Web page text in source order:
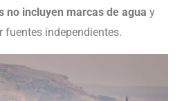
no incluyen marcas de agua y
fuentes independientes.